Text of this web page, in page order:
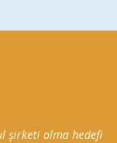
şirketi olma hedefi